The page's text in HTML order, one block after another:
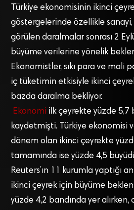
Türkiye ekonomisinin ikinci
göstergelerinde özellikle
görülen daralmalar sonrası 2
büyüme verilerine yönelik
Ekonomistler, sıkı para ve mali
iç tüketimin etkisiyle ikinci
bazda daralma bekliyor.
Ekonomi ilk çeyrekte yüzde 5,7
kaydetmişti. Türkiye ekonomisi
dönem olan ikinci çeyrekte
tamamında ise yüzde 4,5
Reuters’ın 11 kurumla yaptığı
ikinci çeyrek için büyüme
yüzde 4,2 bandında yer